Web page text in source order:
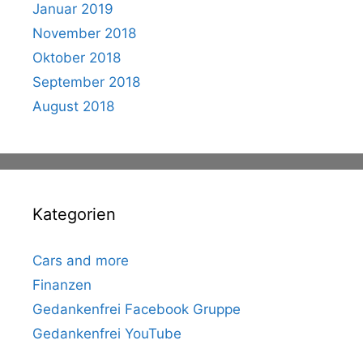
Januar 2019
November 2018
Oktober 2018
September 2018
August 2018
Kategorien
Cars and more
Finanzen
Gedankenfrei Facebook Gruppe
Gedankenfrei YouTube